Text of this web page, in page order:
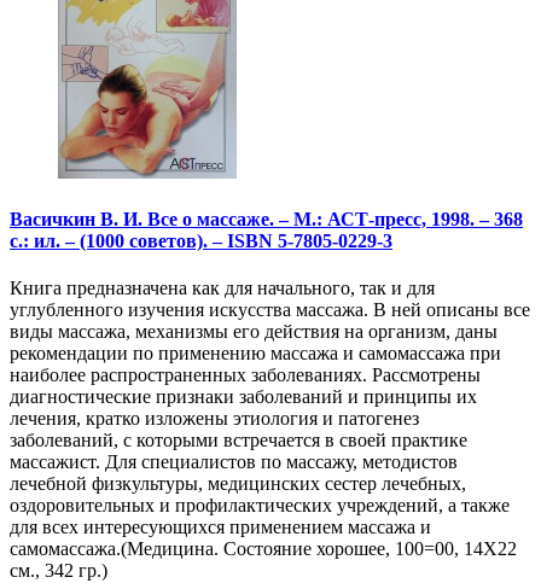
Васичкин В. И. Все о массаже. – М.: АСТ-пресс, 1998. – 368
с.: ил. – (1000 советов). – ISBN 5-7805-0229-3
Книга предназначена как для начального, так и для
углубленного изучения искусства массажа. В ней описаны все
виды массажа, механизмы его действия на организм, даны
рекомендации по применению массажа и самомассажа при
наиболее распространенных заболеваниях. Рассмотрены
диагностические признаки заболеваний и принципы их
лечения, кратко изложены этиология и патогенез
заболеваний, с которыми встречается в своей практике
массажист. Для специалистов по массажу, методистов
лечебной физкультуры, медицинских сестер лечебных,
оздоровительных и профилактических учреждений, а также
для всех интересующихся применением массажа и
самомассажа.(Медицина. Состояние хорошее, 100=00, 14Х22
см., 342 гр.)